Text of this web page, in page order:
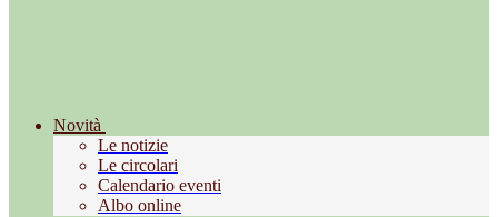
Novità
Le notizie
Le circolari
Calendario eventi
Albo online